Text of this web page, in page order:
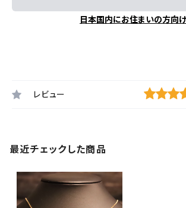
日本国内にお住まいの方向け
レビュー
最近チェックした商品